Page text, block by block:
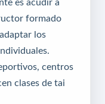
formado
los
centros
clases de tai